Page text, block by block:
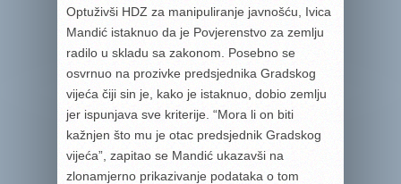
Optuživši HDZ za manipuliranje javnošću, Ivica
Mandić istaknuo da je Povjerenstvo za zemlju
radilo u skladu sa zakonom. Posebno se
osvrnuo na prozivke predsjednika Gradskog
vijeća čiji sin je, kako je istaknuo, dobio zemlju
jer ispunjava sve kriterije. “Mora li on biti
kažnjen što mu je otac predsjednik Gradskog
vijeća”, zapitao se Mandić ukazavši na
zlonamjerno prikazivanje podataka o tom